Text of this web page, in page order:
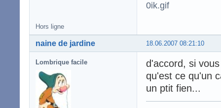
Hors ligne
18.06.2007 08:21:10
naine de jardine
Lombrique facile
d'accord, si
qu'est ce qu'un
un ptit fien...